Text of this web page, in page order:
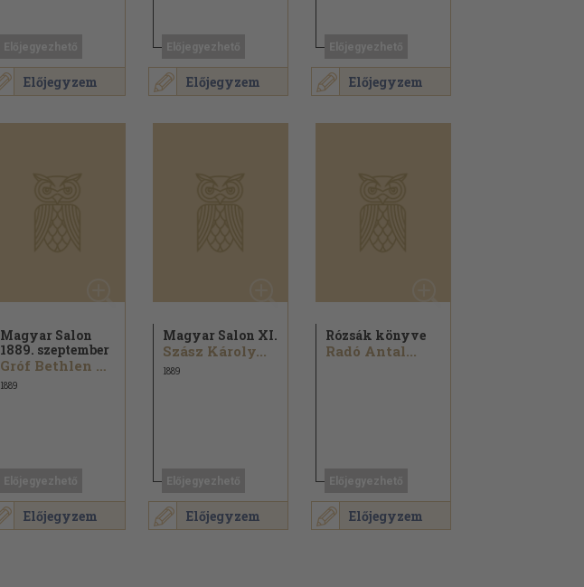
Előjegyzem Előjegyzem Előjegyzem
Előjegyzem
Magyar Salon
1889. szeptember
Gróf Bethlen Gábor...
1889
Előjegyzem
Magyar Salon XI.
Szász Károly...
1889
Előjegyzem
Rózsák könyve
Radó Antal...